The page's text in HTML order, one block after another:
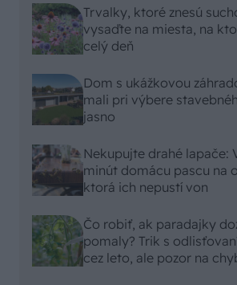
Trvalky, ktoré znesú
vysaďte na miesta, na
celý deň
Dom s ukážkovou
mali pri výbere
jasno
Nekupujte drahé lapače:
minút domácu pascu na
ktorá ich nepustí von
Čo robiť, ak paradajky
pomaly? Trik s
cez leto, ale pozor na